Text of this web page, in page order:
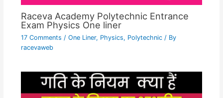
Raceva Academy Polytechnic Entrance
Exam Physics One liner
17 Comments / One Liner, Physics, Polytechnic/ By
racevaweb